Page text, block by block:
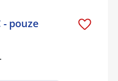
pouze